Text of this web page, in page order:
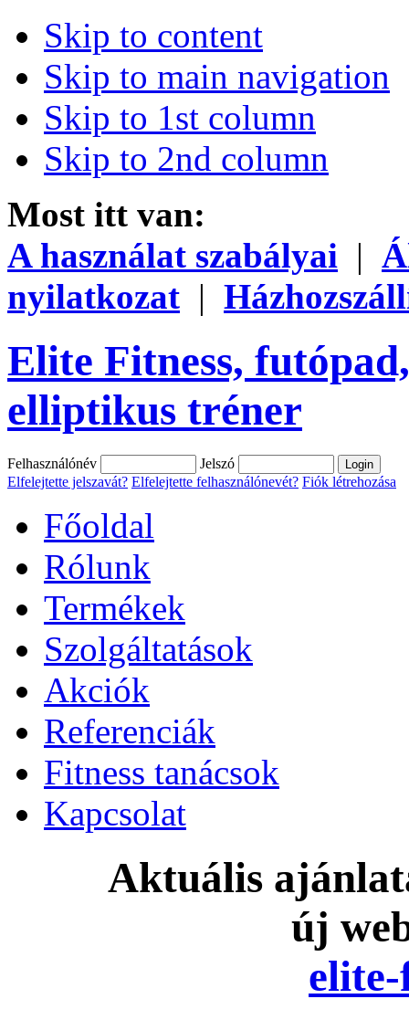
Skip to content
Skip to main navigation
Skip to 1st column
Skip to 2nd column
Most itt van:
A használat szabályai |
nyilatkozat |
Elite Fitness,
elliptikus tréner
Felhasználónév
Jelszó
Elfelejtette jelszavát? Elfelejtette felhasználónevét? Fiók létrehozása
Főoldal
Rólunk
Termékek
Szolgáltatások
Akciók
Referenciák
Fitness tanácsok
Kapcsolat
Aktuális
új